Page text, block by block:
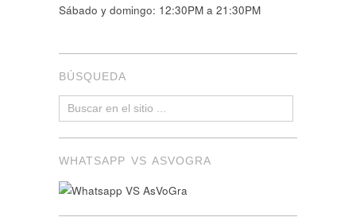
Sábado y domingo: 12:30PM a 21:30PM
BÚSQUEDA
WHATSAPP VS ASVOGRA